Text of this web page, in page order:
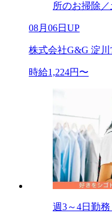
所のお掃除
08月06日UP
株式会社G&G 淀川
時給1,224円〜
週3～4日勤